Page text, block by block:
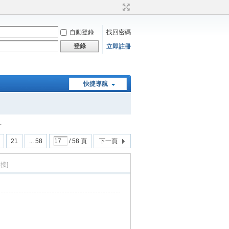
自動登錄
找回密碼
登錄
立即註冊
快捷導航
21 ... 58 / 58 頁 下一頁
]